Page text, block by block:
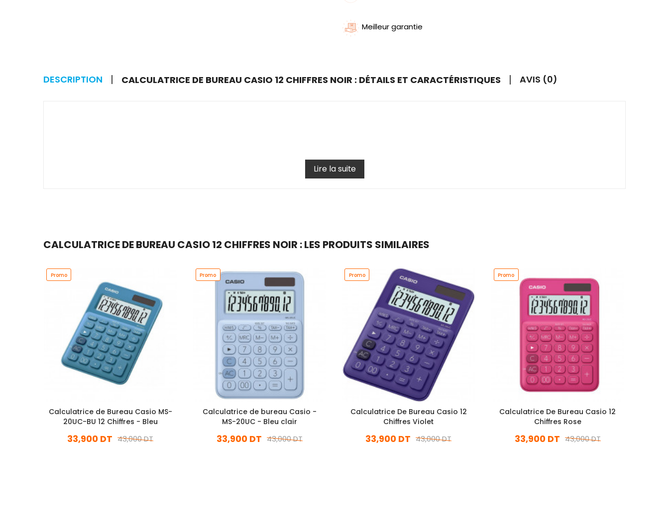
Meilleur garantie
DESCRIPTION CALCULATRICE DE BUREAU CASIO 12 CHIFFRES NOIR : DÉTAILS ET CARACTÉRISTIQUES AVIS (0)
Lire la suite
CALCULATRICE DE BUREAU CASIO 12 CHIFFRES NOIR : LES PRODUITS SIMILAIRES
Promo
Calculatrice de Bureau Casio MS-
20UC-BU 12 Chiffres - Bleu
43,000 DT
33,900 DT
Promo
Calculatrice de bureau Casio -
MS-20UC - Bleu clair
43,000 DT
33,900 DT
Promo
Calculatrice De Bureau Casio 12
Chiffres Violet
43,000 DT
33,900 DT
Promo
Calculatrice De Bureau Casio 12
Chiffres Rose
43,000 DT
33,900 DT